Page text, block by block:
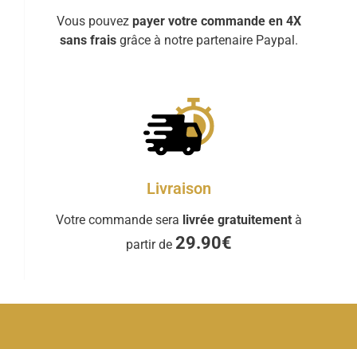
Vous pouvez payer votre commande en 4X
sans frais grâce à notre partenaire Paypal.
Livraison
Votre commande sera livrée gratuitement à
partir de 29.90€